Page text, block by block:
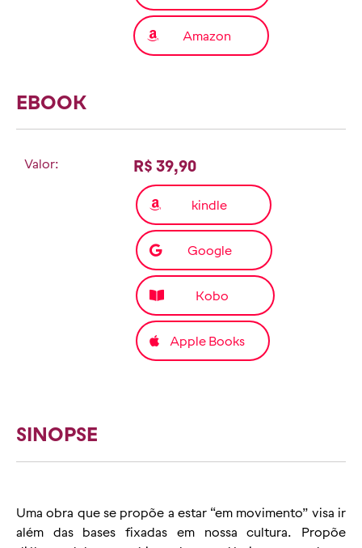
Amazon
EBOOK
Valor: R$ 39,90
kindle
Google
Kobo
Apple Books
SINOPSE
Uma obra que se propõe a estar “em movimento” visa ir
além das bases fixadas em nossa cultura. Propõe